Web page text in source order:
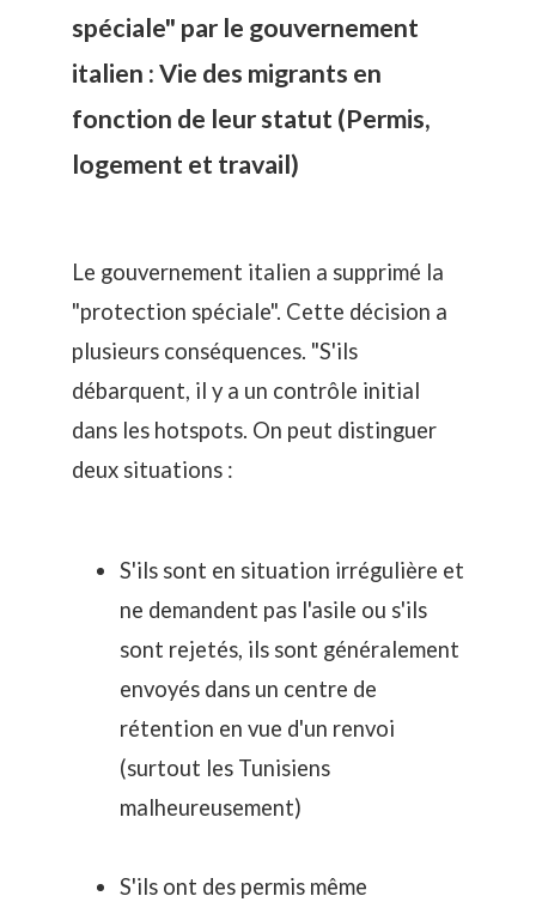
spéciale" par le gouvernement
italien : Vie des migrants en
fonction de leur statut (Permis,
logement et travail)
Le gouvernement italien a supprimé la
"protection spéciale". Cette décision a
plusieurs conséquences. "S'ils
débarquent, il y a un contrôle initial
dans les hotspots. On peut distinguer
deux situations :
S'ils sont en situation irrégulière et
ne demandent pas l'asile ou s'ils
sont rejetés, ils sont généralement
envoyés dans un centre de
rétention en vue d'un renvoi
(surtout les Tunisiens
malheureusement)
S'ils ont des permis même